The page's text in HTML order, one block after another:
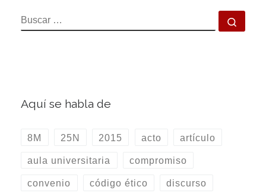
BUSCAR
Aquí se habla de
8M 25N 2015 acto artículo
aula universitaria compromiso
convenio código ético discurso